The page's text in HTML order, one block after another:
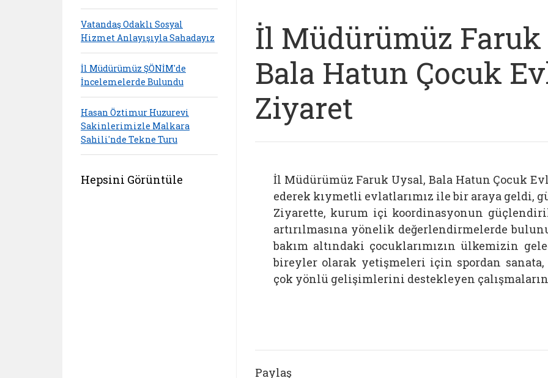
İl Müdürümüz Faruk
Bala Hatun Çocuk
Ziyaret
İl Müdürümüz Faruk Uysal, Bala Hatun Çocuk
ederek kıymetli evlatlarımız ile bir araya
Bağlantıyı aç
Ziyarette, kurum içi koordinasyonun
artırılmasına yönelik değerlendirmelerde
bakım altındaki çocuklarımızın ülkemizin
bireyler olarak yetişmeleri için spordan
çok yönlü gelişimlerini destekleyen
Paylaş
Vatandaş Odaklı Sosyal
Hizmet Anlayışıyla Sahadayız
İl Müdürümüz ŞÖNİM'de
İncelemelerde Bulundu
Hasan Öztimur Huzurevi
Sakinlerimizle Malkara
Sahili'nde Tekne Turu
Hepsini Görüntüle